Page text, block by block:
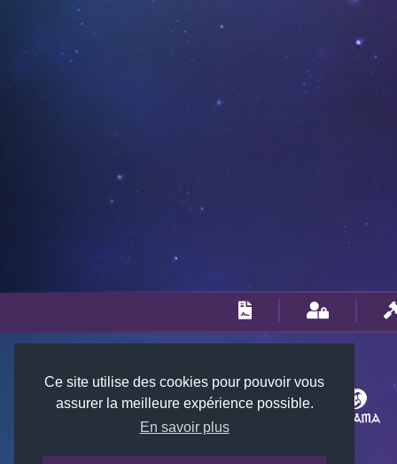
Ce site utilise des cookies pour pouvoir vous
assurer la meilleure expérience possible.
En savoir plus